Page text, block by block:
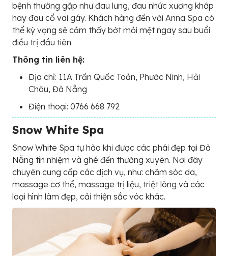
bệnh thường gặp như đau lưng, đau nhức xương khớp
hay đau cổ vai gáy. Khách hàng đến với Anna Spa có
thể kỳ vọng sẽ cảm thấy bớt mỏi mệt ngay sau buổi
điều trị đầu tiên.
Thông tin liên hệ:
Địa chỉ: 11A Trần Quốc Toản, Phước Ninh, Hải
Châu, Đà Nẵng
Điện thoại: 0766 668 792
Snow White Spa
Snow White Spa tự hào khi được các phái đẹp tại Đà
Nẵng tín nhiệm và ghé đến thường xuyên. Nơi đây
chuyên cung cấp các dịch vụ, như: chăm sóc da,
massage cơ thể, massage trị liệu, triệt lông và các
loại hình làm đẹp, cải thiện sắc vóc khác.